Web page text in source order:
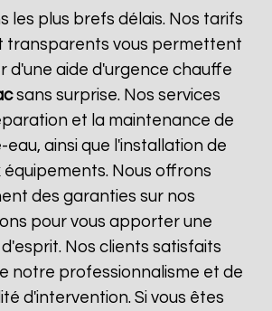
les plus brefs délais. Nos tarifs
transparents vous permettent
d'une aide d'urgence chauffe
sans surprise. Nos services
et la maintenance de
ainsi que l'installation de
équipements. Nous offrons
des garanties sur nos
pour vous apporter une
Nos clients satisfaits
notre professionnalisme et de
d'intervention. Si vous êtes